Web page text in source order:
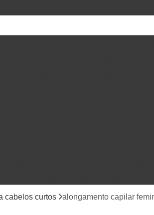
de Cabelo Humano
Aplique de
cabelos curtos alongamento capilar